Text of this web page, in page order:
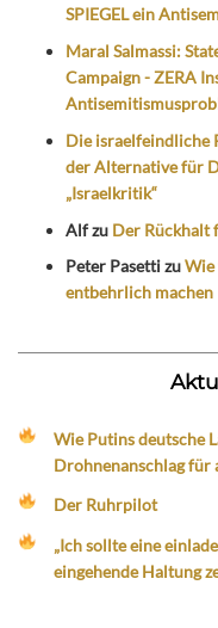
SPIEGEL ein
Maral Salmassi:
Campaign - ZERA
Die israelfeindliche
der Alternative für
„Israelkritik“
Alfzu Der Rückhalt
Peter PasettizuWie
entbehrlich machen
Wie Putins deutsche
Drohnenanschlag für
Der Ruhrpilot
„Ich sollte eine
eingehende Haltung